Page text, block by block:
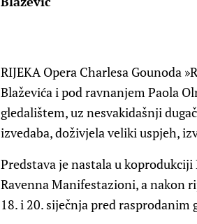
RIJEKA Opera Charlesa Gounoda
Blaževića i pod ravnanjem Paola
gledalištem, uz nesvakidašnji
izvedaba, doživjela veliki uspjeh,
Predstava je nastala u
Ravenna Manifestazioni, a nakon
18. i 20. siječnja pred